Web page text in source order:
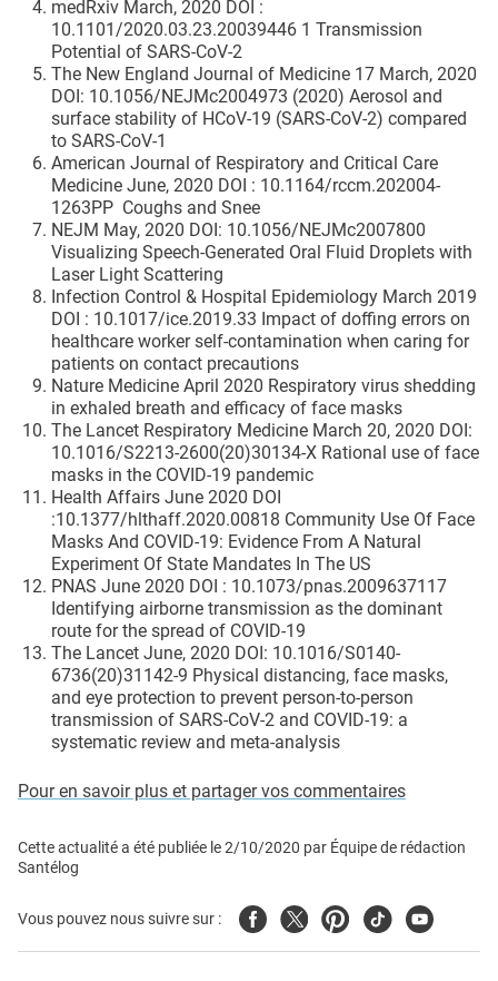
medRxiv March, 2020 DOI :
10.1101/2020.03.23.20039446 1 Transmission
Potential of SARS-CoV-2
The New England Journal of Medicine 17 March, 2020
DOI: 10.1056/NEJMc2004973 (2020) Aerosol and
surface stability of HCoV-19 (SARS-CoV-2) compared
to SARS-CoV-1
American Journal of Respiratory and Critical Care
Medicine June, 2020 DOI : 10.1164/rccm.202004-
1263PP Coughs and Snee
NEJM May, 2020 DOI: 10.1056/NEJMc2007800
Visualizing Speech-Generated Oral Fluid Droplets with
Laser Light Scattering
Infection Control & Hospital Epidemiology March 2019
DOI : 10.1017/ice.2019.33 Impact of doffing errors on
healthcare worker self-contamination when caring for
patients on contact precautions
Nature Medicine April 2020 Respiratory virus shedding
in exhaled breath and efficacy of face masks
The Lancet Respiratory Medicine March 20, 2020 DOI:
10.1016/S2213-2600(20)30134-X Rational use of face
masks in the COVID-19 pandemic
Health Affairs June 2020 DOI
:10.1377/hlthaff.2020.00818 Community Use Of Face
Masks And COVID-19: Evidence From A Natural
Experiment Of State Mandates In The US
PNAS June 2020 DOI : 10.1073/pnas.2009637117
Identifying airborne transmission as the dominant
route for the spread of COVID-19
The Lancet June, 2020 DOI: 10.1016/S0140-
6736(20)31142-9 Physical distancing, face masks,
and eye protection to prevent person-to-person
transmission of SARS-CoV-2 and COVID-19: a
systematic review and meta-analysis
Pour en savoir plus et partager vos commentaires
Cette actualité a été publiée le2/10/2020 par Équipe de rédaction
Santélog
Vous pouvez nous suivre sur : FacebookTwitterPinterest
TiktokYoutube